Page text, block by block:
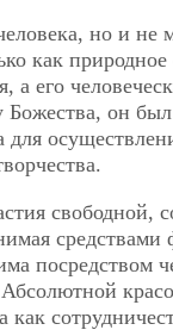
но и не
как
а его
он
свободной,
средствами
посредством